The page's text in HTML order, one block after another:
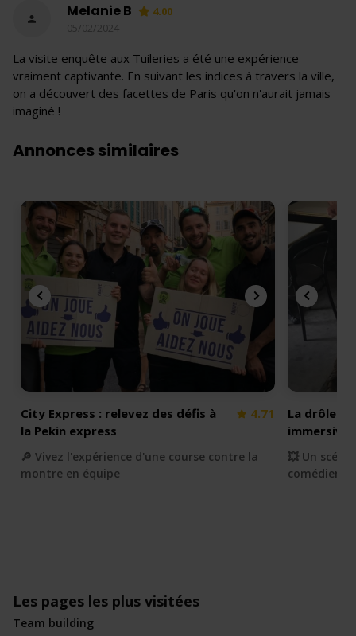
Melanie B
4.00
05/02/2024
La visite enquête aux Tuileries a été une expérience
vraiment captivante. En suivant les indices à travers la ville,
on a découvert des facettes de Paris qu'on n'aurait jamais
imaginé !
Annonces similaires
City Express : relevez des défis à
la Pekin express
4.71
🔎 Vivez l'expérience d'une course contre la
montre en équipe
La drôle
immersive
💥 Un
comédiens
Les pages les plus visitées
Team building